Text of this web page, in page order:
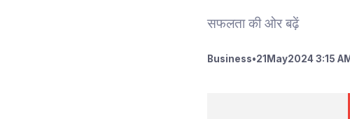
सफलता की ओर बढ़ें
Business•21 May2024 3:15 AM